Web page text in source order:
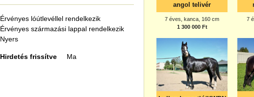
Érvényes lóútlevéllel rendelkezik
Érvényes származási lappal rendelkezik
Nyers
Hirdetés frissítve Ma